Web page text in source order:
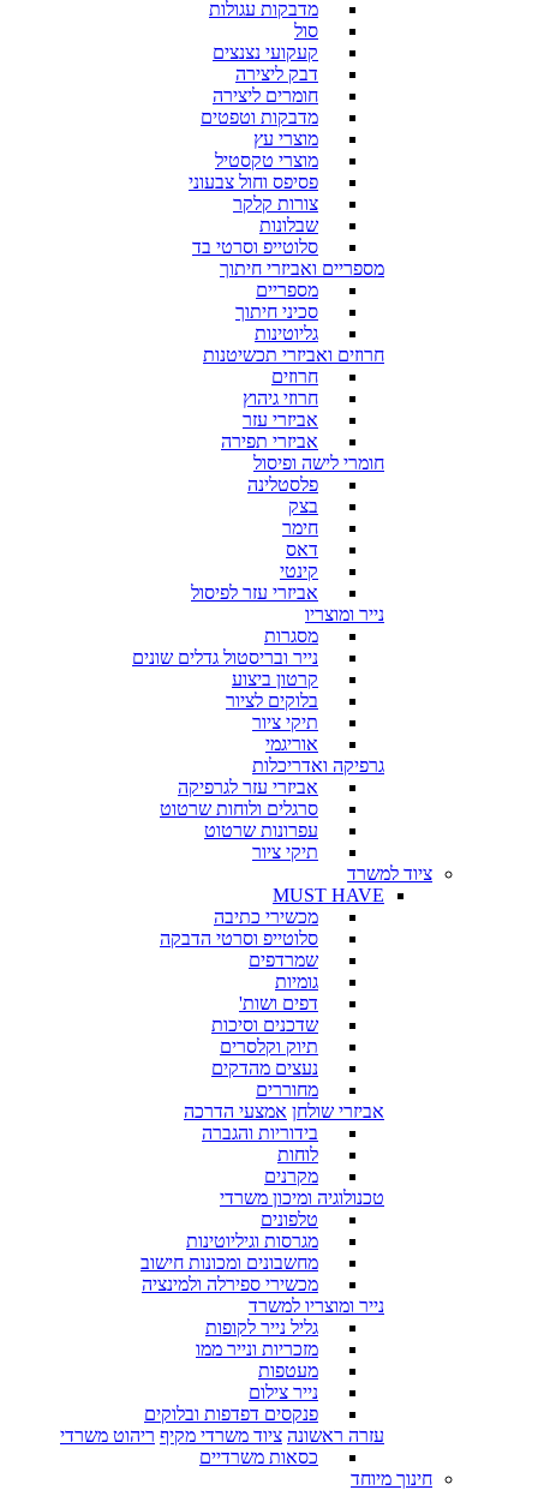
מדבקות עגולות
סול
קעקועי נצנצים
דבק ליצירה
חומרים ליצירה
מדבקות וטפטים
מוצרי עץ
מוצרי טקסטיל
פסיפס וחול צבעוני
צורות קלקר
שבלונות
סלוטייפ וסרטי בד
מספריים ואביזרי חיתוך
מספריים
סכיני חיתוך
גליוטינות
חרוזים ואביזרי תכשיטנות
חרוזים
חרוזי גיהוץ
אביזרי עזר
אביזרי תפירה
חומרי לישה ופיסול
פלסטלינה
בצק
חימר
דאס
קינטי
אביזרי עזר לפיסול
נייר ומוצריו
מסגרות
נייר ובריסטול גדלים שונים
קרטון ביצוע
בלוקים לציור
תיקי ציור
אוריגמי
גרפיקה ואדריכלות
אביזרי עזר לגרפיקה
סרגלים ולוחות שרטוט
עפרונות שרטוט
תיקי ציור
ציוד למשרד
MUST HAVE
מכשירי כתיבה
סלוטייפ וסרטי הדבקה
שמרדפים
גומיות
דפים ושות'
שדכנים וסיכות
תיוק וקלסרים
נעצים מהדקים
מחוררים
אביזרי שולחן אמצעי הדרכה
בידוריות והגברה
לוחות
מקרנים
טכנולוגיה ומיכון משרדי
טלפונים
מגרסות וגיליוטינות
מחשבונים ומכונות חישוב
מכשירי ספירלה ולמינציה
נייר ומוצריו למשרד
גליל נייר לקופות
מזכריות ונייר ממו
מעטפות
נייר צילום
פנקסים דפדפות ובלוקים
עזרה ראשונה ציוד משרדי מקיף ריהוט משרדי
כסאות משרדיים
חינוך מיוחד